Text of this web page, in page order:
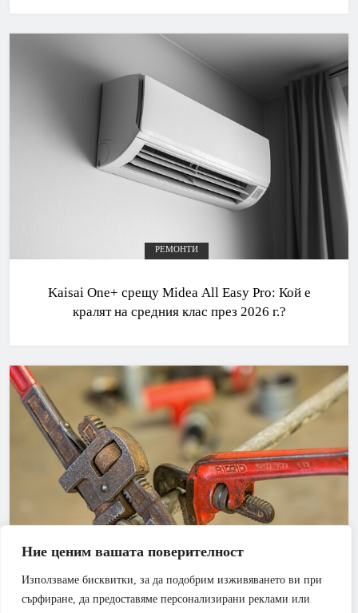
Ние ценим вашата поверителност
Използваме бисквитки, за да подобрим изживяването ви при
сърфиране, да предоставяме персонализирани реклами или
РЕМОНТИ
Kaisai One+ срещу Midea All Easy Pro: Кой е
кралят на средния клас през 2026 г.?
АПАРТАМЕНТ БАНЯ